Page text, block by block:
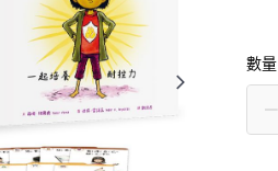
數量